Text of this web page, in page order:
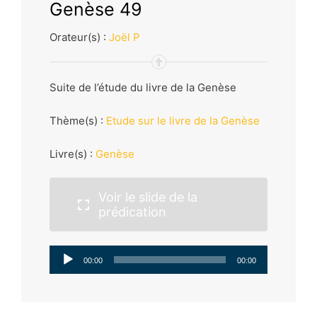
Genèse 49
Orateur(s) : Joël P
Suite de l’étude du livre de la Genèse
Thème(s) : Etude sur le livre de la Genèse
Livre(s) : Genèse
Voir le slide de la
prédication
Lecteur
00:00 00:00